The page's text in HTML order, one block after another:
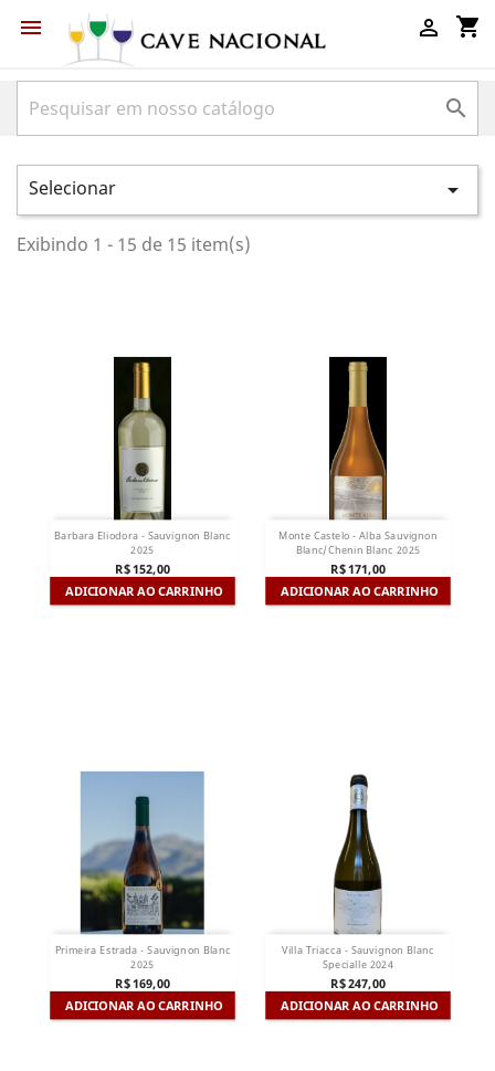
 shopping_cart


Selecionar 
Exibindo 1 - 15 de 15 item(s)
Barbara Eliodora - Sauvignon Blanc
2025
R$ 152,00
ADICIONAR AO CARRINHO
Monte Castelo - Alba Sauvignon
Blanc/Chenin Blanc 2025
R$ 171,00
ADICIONAR AO CARRINHO
Primeira Estrada - Sauvignon Blanc
2025
R$ 169,00
ADICIONAR AO CARRINHO
Villa Triacca - Sauvignon Blanc
Specialle 2024
R$ 247,00
ADICIONAR AO CARRINHO